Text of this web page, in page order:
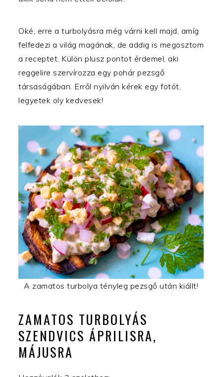
Oké, erre a turbolyásra még várni kell majd, amíg
felfedezi a világ magának, de addig is megosztom
a receptet. Külön plusz pontot érdemel, aki
reggelire szervírozza egy pohár pezsgő
társaságában. Erről nyilván kérek egy fotót,
legyetek oly kedvesek!
A zamatos turbolya tényleg pezsgő után kiállt!
ZAMATOS TURBOLYÁS
SZENDVICS ÁPRILISRA,
MÁJUSRA